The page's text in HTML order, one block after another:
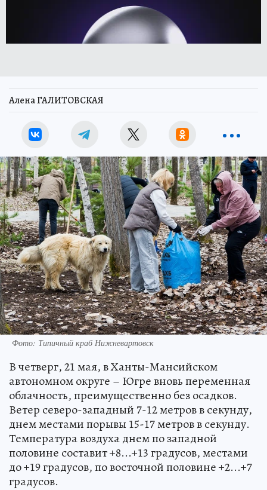
Алена ГАЛИТОВСКАЯ
Фото: Типичный краб Нижневартовск
В четверг, 21 мая, в Ханты-Мансийском
автономном округе – Югре вновь переменная
облачность, преимущественно без осадков.
Ветер северо-западный 7-12 метров в секунду,
днем местами порывы 15-17 метров в секунду.
Температура воздуха днем по западной
половине составит +8...+13 градусов, местами
до +19 градусов, по восточной половине +2...+7
градусов.